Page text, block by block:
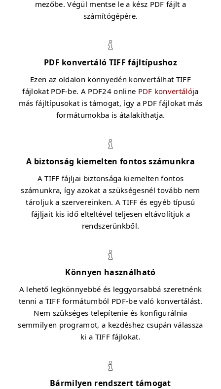
mezőbe. Végül mentse le a kész PDF fájlt a
számítógépére.
PDF konvertáló TIFF fájltípushoz
Ezen az oldalon könnyedén konvertálhat TIFF
fájlokat PDF-be. A PDF24 online PDF konvertálója
más fájltípusokat is támogat, így a PDF fájlokat más
formátumokba is átalakíthatja.
A biztonság kiemelten fontos számunkra
A TIFF fájljai biztonsága kiemelten fontos
számunkra, így azokat a szükségesnél tovább nem
tároljuk a szervereinken. A TIFF és egyéb típusú
fájljait kis idő elteltével teljesen eltávolítjuk a
rendszerünkből.
Könnyen használható
A lehető legkönnyebbé és leggyorsabbá szeretnénk
tenni a TIFF formátumból PDF-be való konvertálást.
Nem szükséges telepítenie és konfigurálnia
semmilyen programot, a kezdéshez csupán válassza
ki a TIFF fájlokat.
Bármilyen rendszert támogat